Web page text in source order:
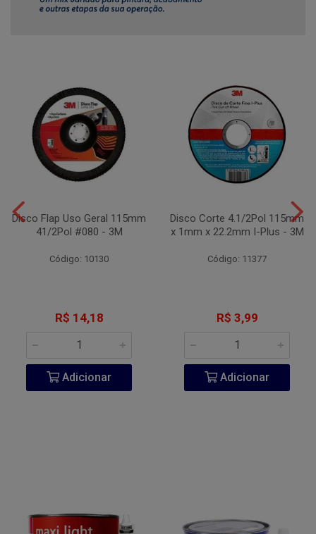
Disco Flap Uso Geral 115mm
41/2Pol #080 - 3M
Código: 10130
R$ 14,18
Adicionar
Disco Corte 4.1/2Pol 115mm
x 1mm x 22.2mm I-Plus - 3M
Código: 11377
R$ 3,99
Adicionar